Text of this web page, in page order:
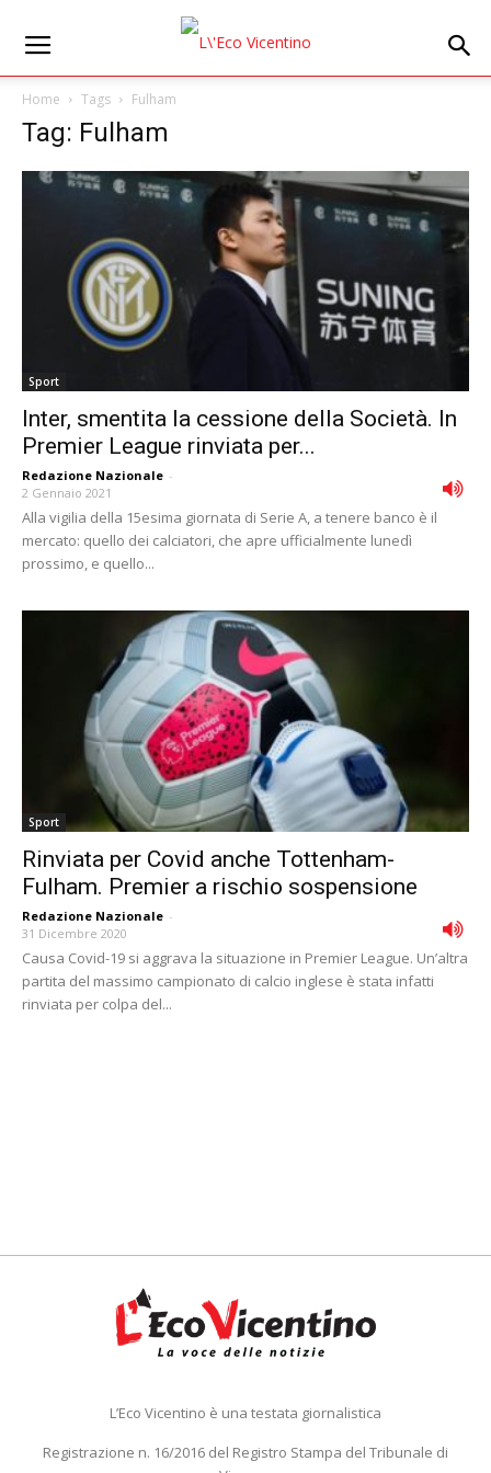
Home Tags Fulham
Tag: Fulham
Sport
Inter, smentita la cessione della Società. In
Premier League rinviata per...
Redazione Nazionale -
2 Gennaio 2021
Alla vigilia della 15esima giornata di Serie A, a tenere banco è il
mercato: quello dei calciatori, che apre ufficialmente lunedì
prossimo, e quello...
Sport
Rinviata per Covid anche Tottenham-
Fulham. Premier a rischio sospensione
Redazione Nazionale -
31 Dicembre 2020
Causa Covid-19 si aggrava la situazione in Premier League. Un’altra
partita del massimo campionato di calcio inglese è stata infatti
rinviata per colpa del...
L’Eco Vicentino è una testata giornalistica
Registrazione n. 16/2016 del Registro Stampa del Tribunale di